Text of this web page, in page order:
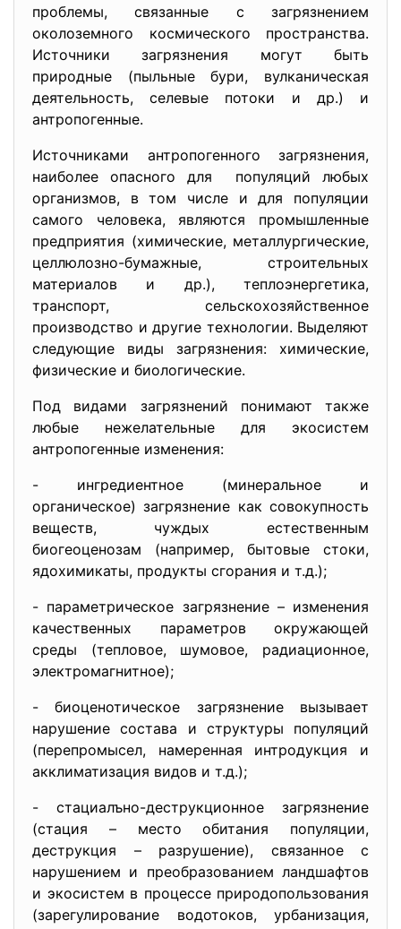
проблемы, связанные с загрязнением
околоземного космического пространства.
Источники загрязнения могут быть
природные (пыльные бури, вулканическая
деятельность, селевые потоки и др.) и
антропогенные.
Источниками антропогенного загрязнения,
наиболее опасного для популяций любых
организмов, в том числе и для популяции
самого человека, являются промышленные
предприятия (химические, металлургические,
целлюлозно-бумажные, строительных
материалов и др.), теплоэнергетика,
транспорт, сельскохозяйственное
производство и другие технологии. Выделяют
следующие виды загрязнения: химические,
физические и биологические.
Под видами загрязнений понимают также
любые нежелательные для экосистем
антропогенные изменения:
- ингредиентное (минеральное и
органическое) загрязнение как совокупность
веществ, чуждых естественным
биогеоценозам (например, бытовые стоки,
ядохимикаты, продукты сгорания и т.д.);
- параметрическое загрязнение – изменения
качественных параметров окружающей
среды (тепловое, шумовое, радиационное,
электромагнитное);
- биоценотическое загрязнение вызывает
нарушение состава и структуры популяций
(перепромысел, намеренная интродукция и
акклиматизация видов и т.д.);
- стациалъно-деструкционное загрязнение
(стация – место обитания популяции,
деструкция – разрушение), связанное с
нарушением и преобразованием ландшафтов
и экосистем в процессе природопользования
(зарегулирование водотоков, урбанизация,